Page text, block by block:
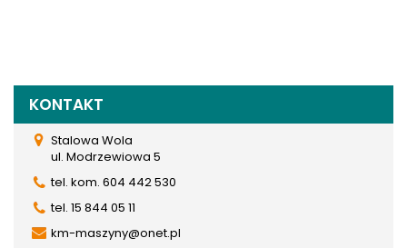
KONTAKT
Stalowa Wola
ul. Modrzewiowa 5
tel. kom. 604 442 530
tel. 15 844 05 11
km-maszyny@onet.pl